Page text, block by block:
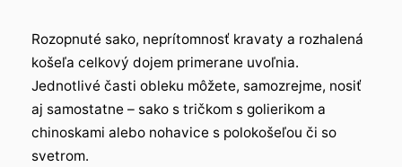
Rozopnuté sako, neprítomnosť kravaty a rozhalená
košeľa celkový dojem primerane uvoľnia.
Jednotlivé časti obleku môžete, samozrejme, nosiť
aj samostatne – sako s tričkom s golierikom a
chinoskami alebo nohavice s polokošeľou či so
svetrom.